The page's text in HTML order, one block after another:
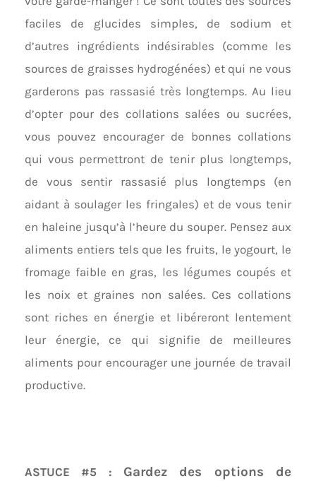
faciles de glucides simples, de sodium et
d’autres ingrédients indésirables (comme les
sources de graisses hydrogénées) et qui ne vous
garderons pas rassasié très longtemps. Au lieu
d’opter pour des collations salées ou sucrées,
vous pouvez encourager de bonnes collations
qui vous permettront de tenir plus longtemps,
de vous sentir rassasié plus longtemps (en
aidant à soulager les fringales) et de vous tenir
en haleine jusqu’à l’heure du souper. Pensez aux
aliments entiers tels que les fruits, le yogourt, le
fromage faible en gras, les légumes coupés et
les noix et graines non salées. Ces collations
sont riches en énergie et libéreront lentement
leur énergie, ce qui signifie de meilleures
aliments pour encourager une journée de travail
productive.
ASTUCE #5 : Gardez des options de